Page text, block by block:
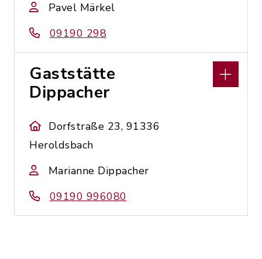
Pavel Märkel
09190 298
Gaststätte
Dippacher
Dorfstraße 23, 91336
Heroldsbach
Marianne Dippacher
09190 996080